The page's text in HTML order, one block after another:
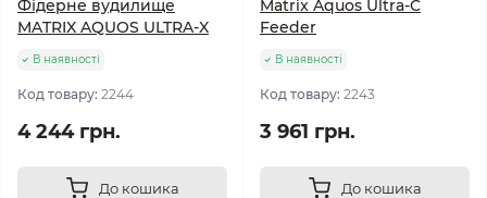
Фідерне вудилище
MATRIX AQUOS ULTRA-X
В наявності
Код товару: 2244
4 244 грн.
До кошика
Matrix Aquos Ultra-C
Feeder
В наявності
Код товару: 2243
3 961 грн.
До кошика